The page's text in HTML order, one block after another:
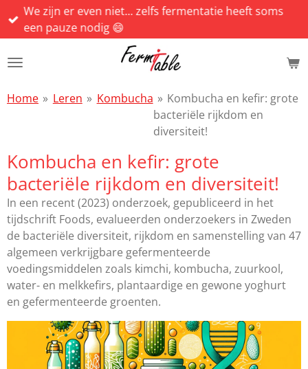
Ga
direct
de
We zijn er even niet... zelfs fermentatie heeft soms
een pauze nodig 😄
Home » Leren » Kombucha » Kombucha en kefir: grote
bacteriële rijkdom en
diversiteit!
Kombucha en kefir: grote
bacteriële rijkdom en diversiteit!
In een recent (2023) onderzoek, gepubliceerd in het
tijdschrift Foods, evalueerden onderzoekers in Zweden
de bacteriële diversiteit, rijkdom en samenstelling van 47
algemeen verkrijgbare gefermenteerde
voedingsmiddelen zoals kimchi, kombucha, zuurkool,
water- en melkkefirs, plantaardige en gewone yoghurt
en gefermenteerde groenten.